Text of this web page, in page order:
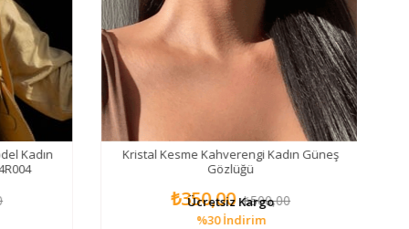
Kadın
Kristal Kesme Kahverengi Kadın Güneş
Gözlüğü
₺350,00 ₺500,00
%30İndirim
Ücretsiz Kargo